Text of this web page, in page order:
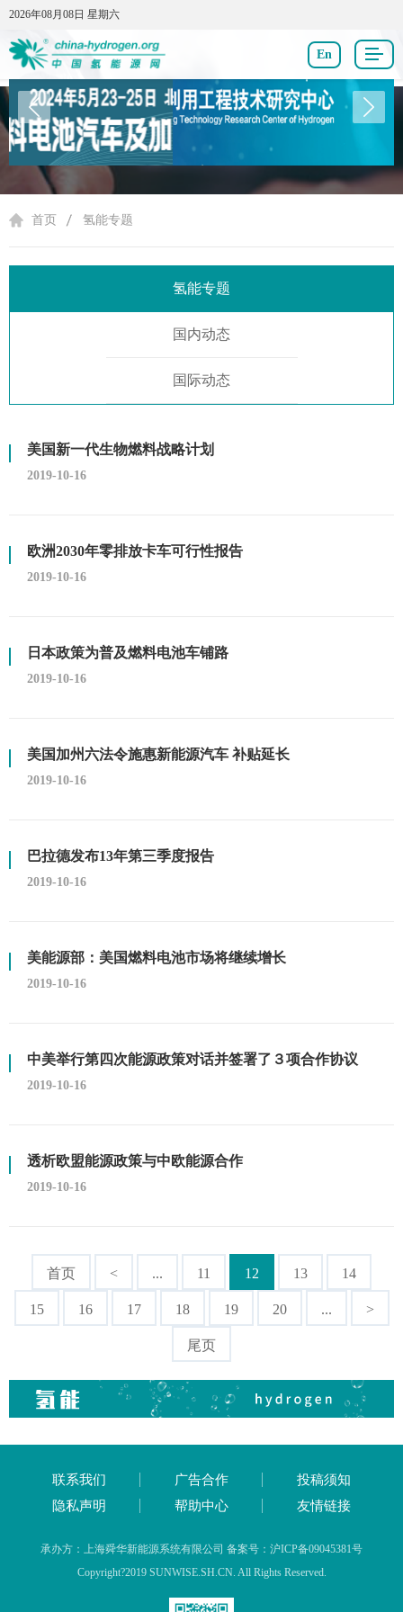
2026年08月08日 星期六
2026年08月08日 星期六
En
氢能专题
首页 氢能专题
氢能专题
国内动态
国际动态
美国新一代生物燃料战略计划
2019-10-16
欧洲2030年零排放卡车可行性报告
2019-10-16
日本政策为普及燃料电池车铺路
2019-10-16
美国加州六法令施惠新能源汽车 补贴延长
2019-10-16
巴拉德发布13年第三季度报告
2019-10-16
美能源部：美国燃料电池市场将继续增长
2019-10-16
中美举行第四次能源政策对话并签署了３项合作协议
2019-10-16
透析欧盟能源政策与中欧能源合作
2019-10-16
首页 < ... 11 12 13 14
15 16 17 18 19 20 ... >
尾页
联系我们 广告合作
投稿须知
隐私声明
帮助中心 友情链接
承办方：上海舜华新能源系统有限公司 备案号：沪ICP备09045381号
Copyright?2019 SUNWISE.SH.CN. All Rights Reserved.